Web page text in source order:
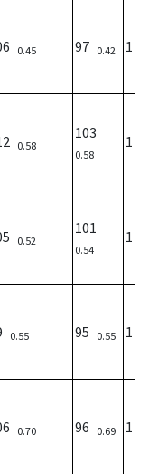
0.45 97 0.42 1
0.58
103
0.58
1
0.52
101
0.54
1
0.55 95 0.55 1
0.70 96 0.69 1